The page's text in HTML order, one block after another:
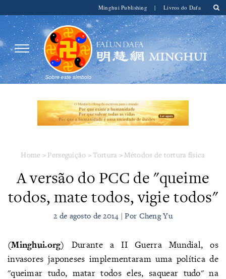
Minghui Publishing | Livros do Dafa
Home > Perseguição >Tortura >Métodos de tortura física
A versão do PCC de "queime
todos, mate todos, vigie todos"
2 de agosto de 2014 | Por Cheng Yu
(Minghui.org) Durante a II Guerra Mundial, os
invasores japoneses implementaram uma política de
"queimar tudo, matar todos eles, saquear tudo" na